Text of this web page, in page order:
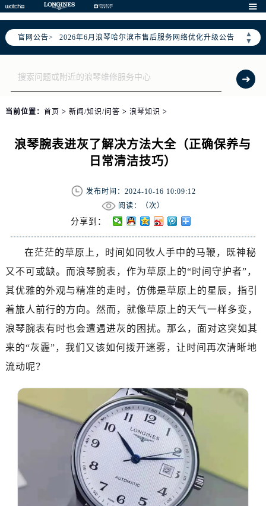

官网公告>
▲
▼
2026年6月浪琴哈尔滨市售后服务网络优化升级公告
2026年6月哈尔滨市浪琴官方售后客户服务热线：400-995-7728
2026年6月浪琴售后服务中心最新网点地址：
哈尔滨市道里区友谊西路600号富力中心T2座写字楼29层03室（需提前预约）
当前位置： 首页 > 新闻/知识/问答 > 浪琴知识 >
浪琴腕表进灰了解决方法大全（正确保养与
日常清洁技巧）
发布时间：2024-10-16 10:09:12
阅读：（次）
分享到：
在茫茫的草原上，时间如同牧人手中的马鞭，既神秘
又不可或缺。而浪琴腕表，作为草原上的“时间守护者”，
其优雅的外观与精准的走时，仿佛是草原上的星辰，指引
着旅人前行的方向。然而，就像草原上的天气一样多变，
浪琴腕表有时也会遭遇进灰的困扰。那么，面对这突如其
来的“灰霾”，我们又该如何拨开迷雾，让时间再次清晰地
流动呢？